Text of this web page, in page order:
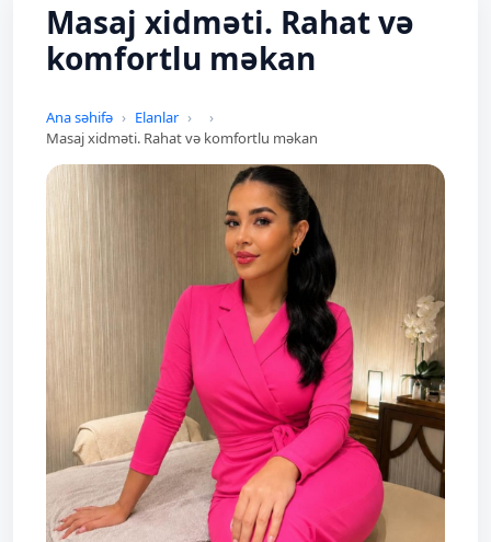
Masaj xidməti. Rahat və
komfortlu məkan
Ana səhifə
Elanlar
Masaj xidməti. Rahat və komfortlu məkan